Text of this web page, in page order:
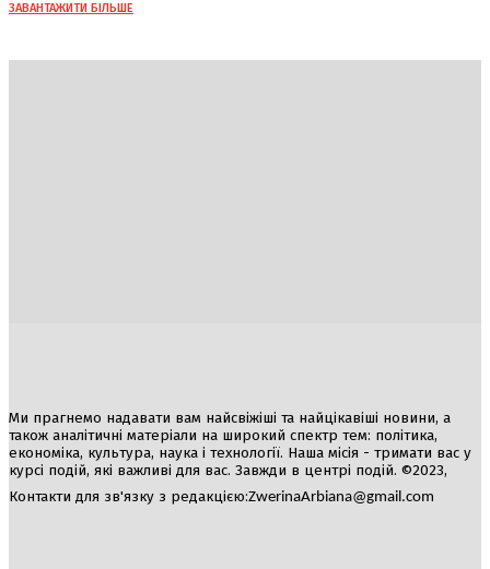
ЗАВАНТАЖИТИ БІЛЬШЕ
Ми прагнемо надавати вам найсвіжіші та найцікавіші новини, а
також аналітичні матеріали на широкий спектр тем: політика,
економіка, культура, наука і технології. Наша місія - тримати вас у
курсі подій, які важливі для вас. Завжди в центрі подій. ©2023,
Контакти для зв'язку з редакцією:ZwerinaArbiana@gmail.com